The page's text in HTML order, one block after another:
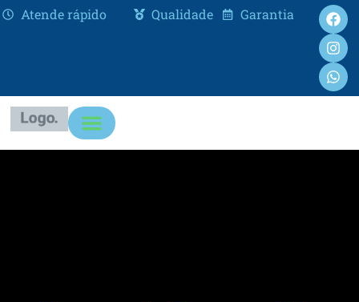
Atende rápido Qualidade Garantia